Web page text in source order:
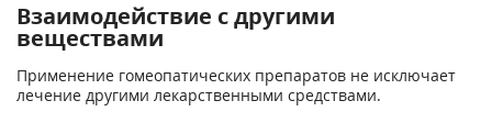
Взаимодействие с другими
веществами
Применение гомеопатических препаратов не исключает
лечение другими лекарственными средствами.